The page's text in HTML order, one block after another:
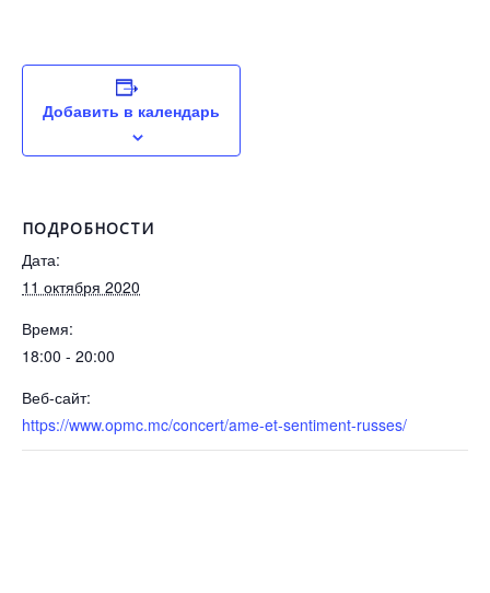
Добавить в календарь
ПОДРОБНОСТИ
Дата:
11 октября 2020
Время:
18:00 - 20:00
Веб-сайт:
https://www.opmc.mc/concert/ame-et-sentiment-russes/